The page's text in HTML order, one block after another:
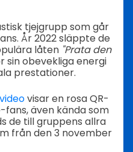
tjejgrupp som går
År 2022 släppte de
låten "Prata den
sin obevekliga energi
prestationer.
visar en rosa QR-
även kända som
de till gruppens allra
från den 3 november